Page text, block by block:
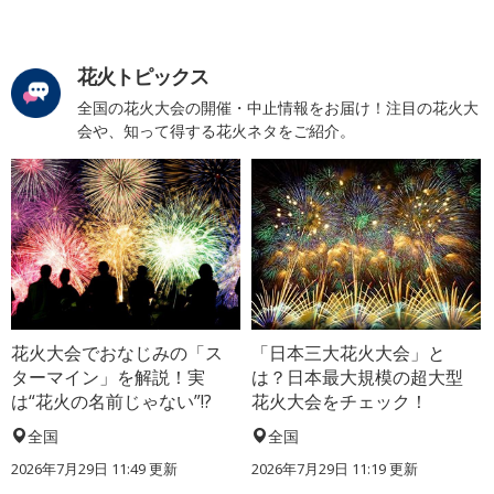
花火トピックス
全国の花火大会の開催・中止情報をお届け！注目の花火大
会や、知って得する花火ネタをご紹介。
花火大会でおなじみの「ス
ターマイン」を解説！実
は“花火の名前じゃない”!?
全国
2026年7月29日 11:49 更新
「日本三大花火大会」と
は？日本最大規模の超大型
花火大会をチェック！
全国
2026年7月29日 11:19 更新